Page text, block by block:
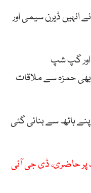
انہیں ڈیرن سیمی اور
گپ شپ
حمزہ سے ملاقات
ہاتھ سے بنائی گئی
پر حاضری، ڈی جی آئی